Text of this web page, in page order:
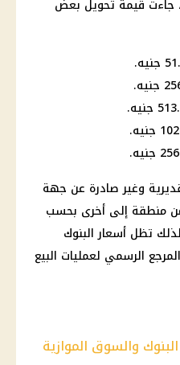
جاءت قيمة تحويل بعض
وغير صادرة عن جهة
منطقة إلى أخرى بحسب
تظل أسعار البنوك
الرسمي لعمليات البيع
والسوق الموازية